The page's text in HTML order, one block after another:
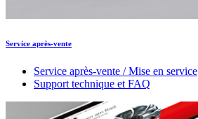
Service après-vente
Service après-vente / Mise en service
Support technique et FAQ